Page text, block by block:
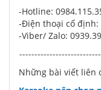
-Hotline:
-Điện thoại cố định:
-Viber/ Zalo:
Những bài viết liên